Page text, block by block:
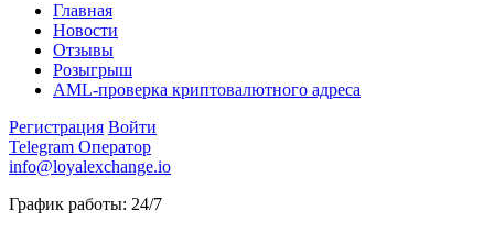
Главная
Новости
Отзывы
Розыгрыш
AML-проверка криптовалютного адреса
Регистрация Войти
Telegram Оператор
info@loyalexchange.io
График работы: 24/7